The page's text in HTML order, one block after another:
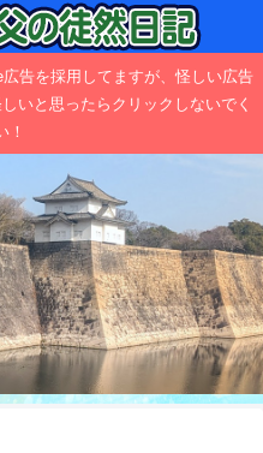
告を採用してますが、怪しい広告
いと思ったらクリックしないでく
！